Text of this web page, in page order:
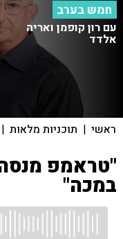
חמש בערב
עם רון קופמן ואריה
אלדד
ראשי | תוכניות מלאות |
"טראמפ
במכה"